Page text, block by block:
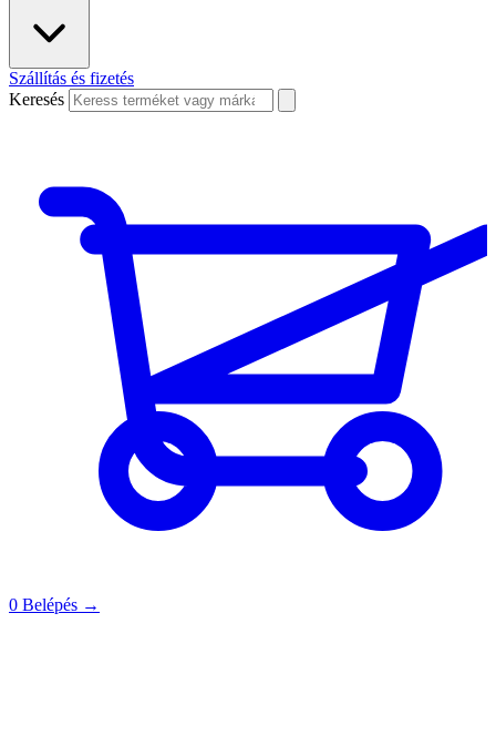
Szállítás és fizetés
Keresés
0 Belépés →